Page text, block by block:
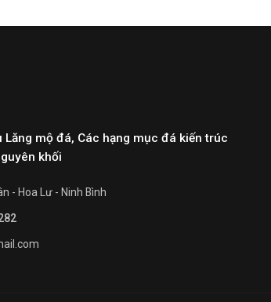
Lăng mộ đá, Các hạng mục đá kiến trúc
khối
- Hoa Lư - Ninh Bình